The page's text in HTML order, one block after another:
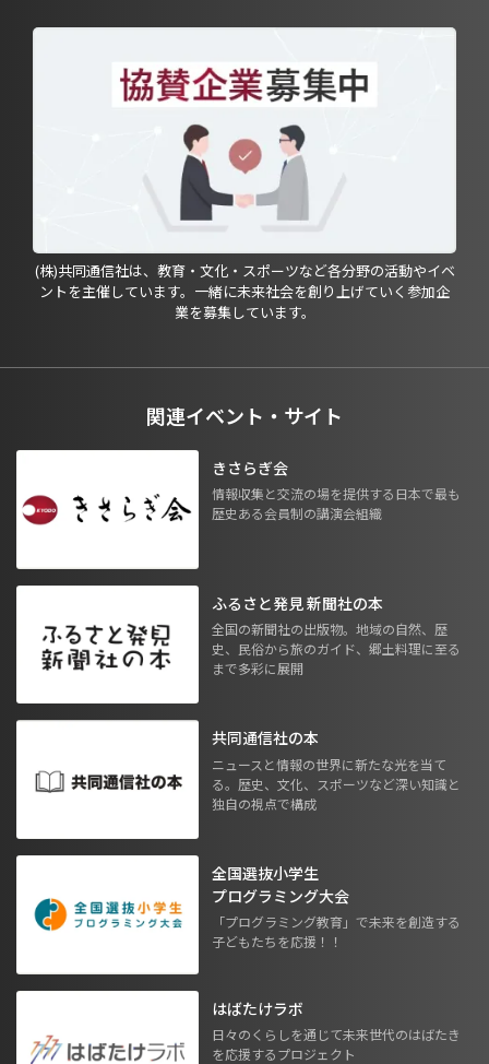
(株)共同通信社は、教育・文化・スポーツなど各分野の活動やイベ
ントを主催しています。一緒に未来社会を創り上げていく参加企
業を募集しています。
関連イベント・サイト
きさらぎ会
情報収集と交流の場を提供する日本で最も
歴史ある会員制の講演会組織
ふるさと発見 新聞社の本
全国の新聞社の出版物。地域の自然、歴
史、民俗から旅のガイド、郷土料理に至る
まで多彩に展開
共同通信社の本
ニュースと情報の世界に新たな光を当て
る。歴史、文化、スポーツなど深い知識と
独自の視点で構成
全国選抜小学生
プログラミング大会
「プログラミング教育」で未来を創造する
子どもたちを応援！！
はばたけラボ
日々のくらしを通じて未来世代のはばたき
を応援するプロジェクト